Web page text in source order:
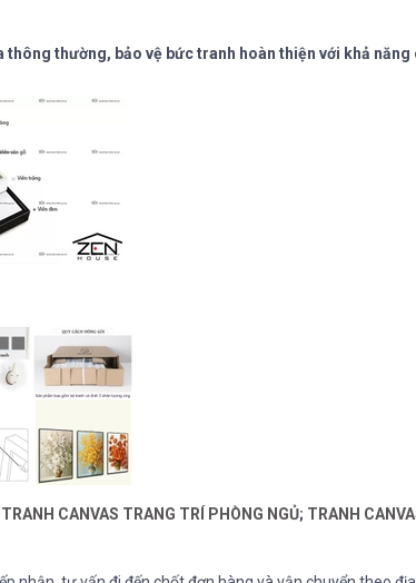
thường, bảo vệ bức tranh hoàn thiện với khả năng
TRANH CANVAS TRANG TRÍ PHÒNG NGỦ; TRANH